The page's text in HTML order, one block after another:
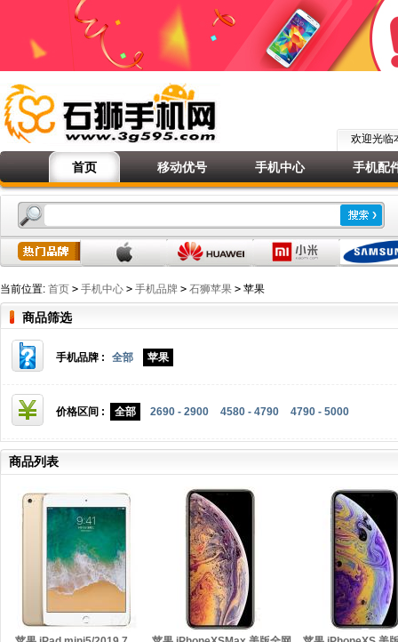
欢迎光
首页 移动优号 手机中心 手机配
当前位置: 首页 > 手机中心 > 手机品牌 > 石狮苹果 > 苹果
商品筛选
手机品牌 : 全部 苹果
价格区间 : 全部 2690 - 2900 4580 - 4790 4790 - 5000
商品列表